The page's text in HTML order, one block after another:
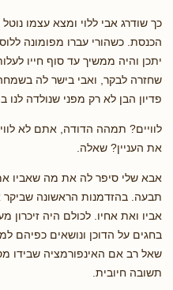
כך שודרג אבי ללוי ומצא עצמו
הכנסת. כשהורי עברו מפומונה
יתכן והיה ממשיך עד סוף חייו
שחזרה לבקר, ואבי בישר לה בשמחה
פדיון הבן לא רק מפני שנולדה לנו
לוויים? תמהה הדודה, אתם לא
את העניין? שאלה.
אבא שלי סיפר לה את מה שאביו
תבעה. בהזדמנות הראשונה
אביו ואת אחיו. לכולם היה זיכרון
בחגים על הדוכן ונושאים כפיהם
שאל רב אם האינפורמציה שבידו
תשובה חיובית.